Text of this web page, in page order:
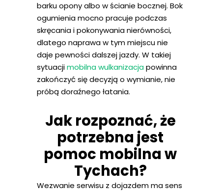
barku opony albo w ścianie bocznej. Bok
ogumienia mocno pracuje podczas
skręcania i pokonywania nierówności,
dlatego naprawa w tym miejscu nie
daje pewności dalszej jazdy. W takiej
sytuacjimobilna wulkanizacjapowinna
zakończyć się decyzją o wymianie, nie
próbą doraźnego łatania.
Jak rozpoznać, że
potrzebna jest
pomoc mobilna w
Tychach?
Wezwanie serwisu z dojazdem ma sens